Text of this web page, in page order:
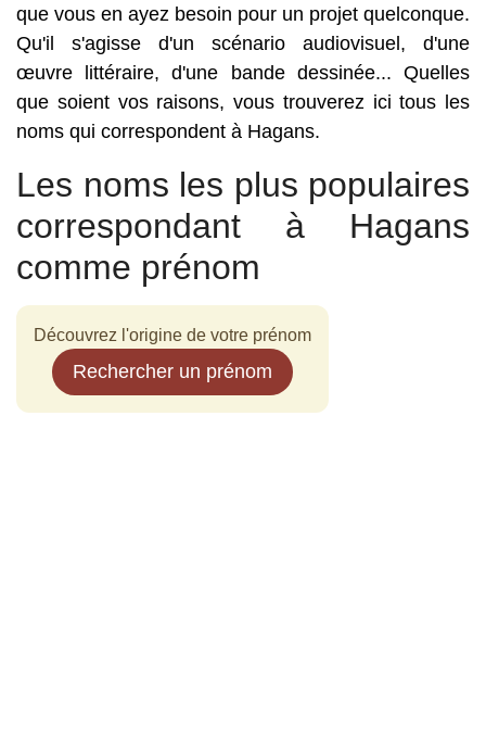
que vous en ayez besoin pour un projet quelconque.
Qu'il s'agisse d'un scénario audiovisuel, d'une
œuvre littéraire, d'une bande dessinée... Quelles
que soient vos raisons, vous trouverez ici tous les
noms qui correspondent à Hagans.
Les noms les plus populaires
correspondant à Hagans
comme prénom
Découvrez l'origine de votre prénom
Rechercher un prénom